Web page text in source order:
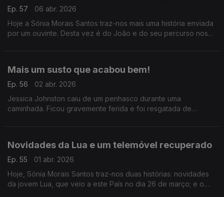
Ep. 57
06 abr. 2026
Hoje a Sónia Morais Santos traz-nos mais uma história enviada
por um ouvinte. Desta vez é do João e do seu percurso nos
Mais um susto que acabou bem!
Ep. 56
02 abr. 2026
Jessica Johnston caiu de um penhasco durante uma
caminhada. Ficou gravemente ferida e foi resgatada de
Novidades da Lua e um telemóvel recuperado
Ep. 55
01 abr. 2026
Hoje, Sónia Morais Santos traz-nos duas histórias: novidades
da jovem Lua, que veio a este País no dia 26 de março; e o